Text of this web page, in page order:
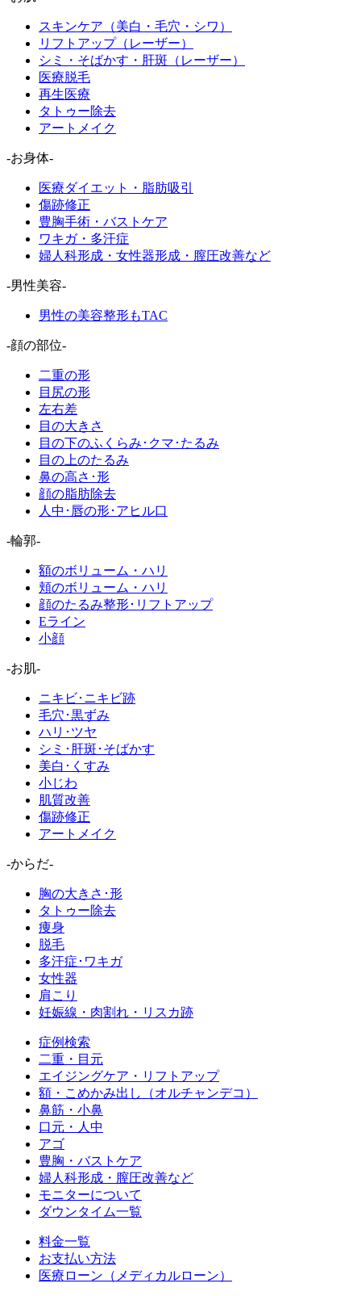
スキンケア（美白・毛穴・シワ）
リフトアップ（レーザー）
シミ・そばかす・肝斑（レーザー）
医療脱毛
再生医療
タトゥー除去
アートメイク
-お身体-
医療ダイエット・脂肪吸引
傷跡修正
豊胸手術・バストケア
ワキガ・多汗症
婦人科形成・女性器形成・膣圧改善など
-男性美容-
男性の美容整形もTAC
-顔の部位-
二重の形
目尻の形
左右差
目の大きさ
目の下のふくらみ･クマ･たるみ
目の上のたるみ
鼻の高さ･形
顔の脂肪除去
人中･唇の形･アヒル口
-輪郭-
額のボリューム・ハリ
頬のボリューム・ハリ
顔のたるみ整形･リフトアップ
Eライン
小顔
-お肌-
ニキビ･ニキビ跡
毛穴･黒ずみ
ハリ･ツヤ
シミ･肝斑･そばかす
美白･くすみ
小じわ
肌質改善
傷跡修正
アートメイク
-からだ-
胸の大きさ･形
タトゥー除去
痩身
脱毛
多汗症･ワキガ
女性器
肩こり
妊娠線・肉割れ・リスカ跡
症例検索
二重・目元
エイジングケア・リフトアップ
額・こめかみ出し（オルチャンデコ）
鼻筋・小鼻
口元・人中
アゴ
豊胸・バストケア
婦人科形成・膣圧改善など
モニターについて
ダウンタイム一覧
料金一覧
お支払い方法
医療ローン（メディカルローン）